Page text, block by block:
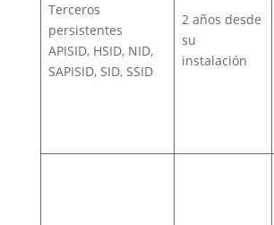
Terceros
persistentes
APISID, HSID, NID,
SAPISID, SID, SSID
2 años desde
su
instalación